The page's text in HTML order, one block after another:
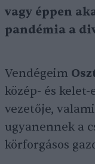
vagy éppen
pandémia a
Vendégeim
közép- és
vezetője,
ugyanennek a
körforgásos